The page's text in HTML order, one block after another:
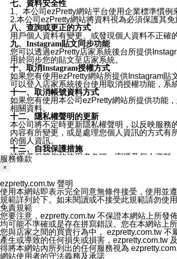
七、資料安全性
1、本公司ezPretty網站平台使用企業標準慣
2.本公司ezPretty網站將資料視為必須保護其
八、查詢或更正的方式
用戶個人資料有變更、或發現個人資料不正確
九、Instagram貼文同步功能
您可以透過ezPretty店家系統後台所提供
用於同步您的貼文至店家系統。
十、取消Instagram授權方式
如果您有使用ezPretty網站所提供Instagram
可以登入店家系統後台使用取消授權功能，系
十一、取消帳號資料方式
如果您有使用本公司ezPretty網站所提供功能
相關資料。
十二、隱私權聲明的更新
本公司將不定時更新隱私權聲明，以反映服務
內容有所變更，或是處理您個人資訊的方式有
的個人資訊。
十三、自我保護措施
請妥善保管您的使用者名稱、密碼及個人資料
窗，以防止他人讀取您的個人資料、信件或進
您同意本公司網站，透過您所提供的郵件地址
停止接收這些資料或電子郵件。
十五、訊息通知
本公司/本服務將以通知型訊息傳送重要訊息
本公司/本服務傳送之通知型訊息以對您有效
1.LINE 帳號設定的電話號碼與本公司/本服務
2.該 LINE 帳號已在 LINE APP 設定中，同意
3.LINE 帳號未封鎖傳送訊息之 LINE 官方帳號
欲變更通知型訊息的設定，操作如下：
1.點選「主頁」＞「設定」
服務條款
×
ezpretty.com.tw 聲明
使用本網站即表示完全同意無條件接受，使用並
規範詳列於下。如未閱讀或不接受此規範請勿使
免責規範
您要注意，ezpretty.com.tw 不保證本網站上所發
均可能不準確或是存在拼寫錯誤。您在本網站上
您與店家之間的買賣行為中， ezpretty.com.tw
產生或導致的任何損失或損害，ezpretty.com.tw
得將本網站內所列出的任何服務視為
網站使用者的守法義務及承諾